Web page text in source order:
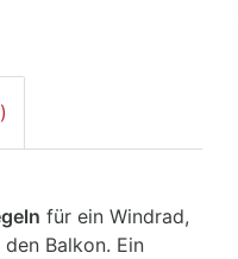
für ein Windrad,
Balkon. Ein